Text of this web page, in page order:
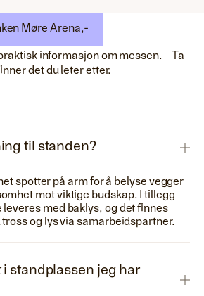
Møre Arena,-
informasjon om messen.
Ta
det du leter etter.
til standen?
spotter på arm for å belyse vegger
mot viktige budskap. I tillegg
leveres med baklys, og det finnes
og lys via samarbeidspartner.
i standplassen jeg har